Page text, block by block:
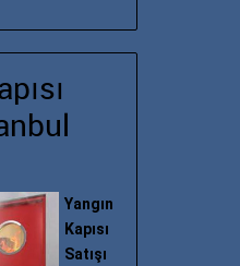
Yangın
Kapısı
Satışı